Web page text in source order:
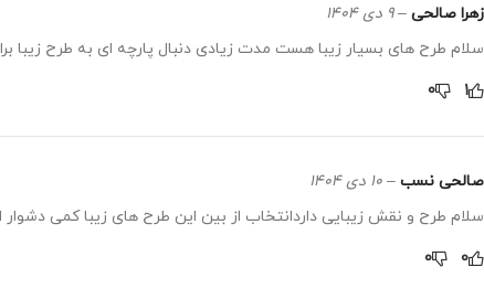
زهرا صالحی – 9 دی 1404
سلام طرح های بسیار زیبا هست مدت زیادی دنبال پارچه ای به طرح زیبا
1
0
صالحی نسب – 10 دی 1404
سلام طرح و نقش زیبایی داردانتخاب از بین این طرح های زیبا کمی دشوار
0
0